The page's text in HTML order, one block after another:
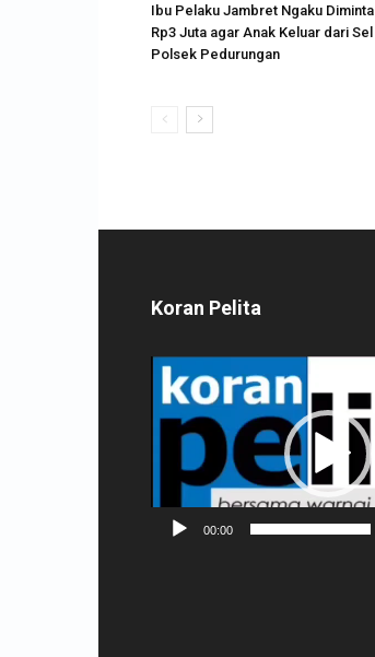
Ibu Pelaku Jambret Ngaku Diminta
Rp3 Juta agar Anak Keluar dari Sel
Polsek Pedurungan
Koran Pelita
Pemutar
Video
00:00